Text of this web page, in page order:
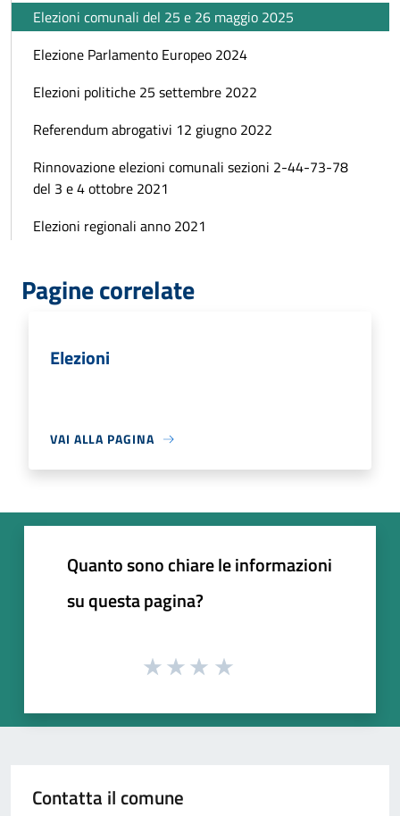
Elezioni comunali del 25 e 26 maggio 2025
Elezione Parlamento Europeo 2024
Elezioni politiche 25 settembre 2022
Referendum abrogativi 12 giugno 2022
Rinnovazione elezioni comunali sezioni 2-44-73-78
del 3 e 4 ottobre 2021
Elezioni regionali anno 2021
Pagine correlate
Elezioni
VAI ALLA PAGINA
Quanto sono chiare le informazioni
su questa pagina?
Contatta il comune